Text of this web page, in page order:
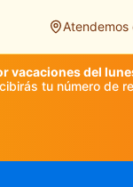
Atendemos
vacaciones del
tu número de